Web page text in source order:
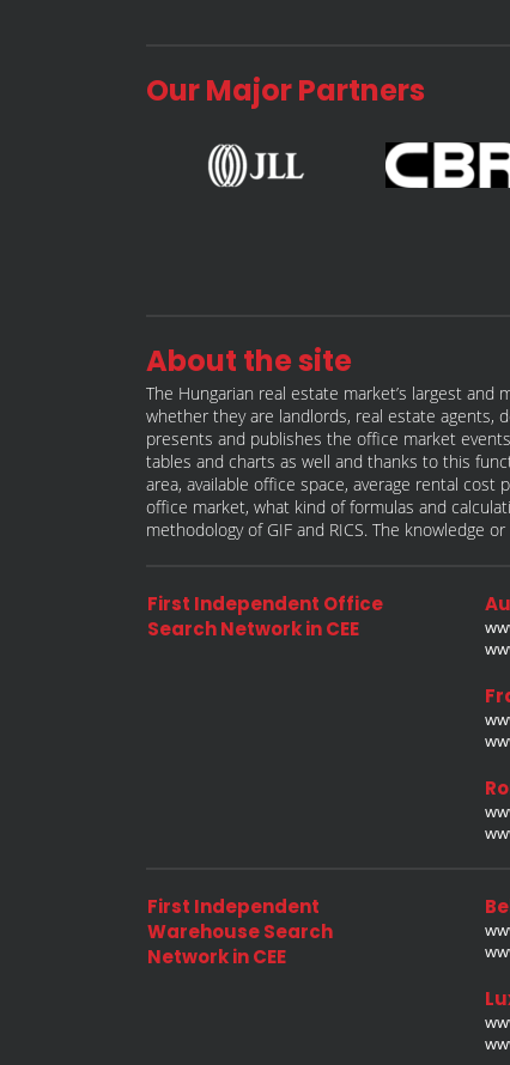
Our Major Partners
About the site
The Hungarian real estate market’s largest
whether they are landlords, real estate agents,
presents and publishes the office market
tables and charts as well and thanks to this
area, available office space, average rental
office market, what kind of formulas and
methodology of GIF and RICS. The knowledge
First Independent Office
Search Network in CEE
First Independent
Warehouse Search
Network in CEE